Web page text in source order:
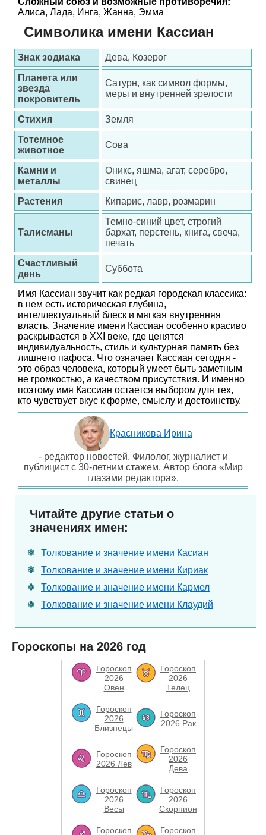
Алиса, Лада, Инга, Жанна, Эмма
Символика имени Кассиан
Знак зодиака
Дева, Козерог
Планета или
звезда
покровитель
Сатурн, как символ формы,
меры и внутренней зрелости
Стихия
Земля
Тотемное
животное
Сова
Камни и
металлы
Оникс, яшма, агат, серебро,
свинец
Растения
Кипарис, лавр, розмарин
Талисманы
Темно-синий цвет, строгий
бархат, перстень, книга, свеча,
печать
Счастливый
день
Суббота
Имя Кассиан звучит как редкая городская классика:
в нем есть историческая глубина,
интеллектуальный блеск и мягкая внутренняя
власть. Значение имени Кассиан особенно красиво
раскрывается в XXI веке, где ценятся
индивидуальность, стиль и культурная память без
лишнего пафоса. Что означает Кассиан сегодня -
это образ человека, который умеет быть заметным
не громкостью, а качеством присутствия. И именно
поэтому имя Кассиан остается выбором для тех,
кто чувствует вкус к форме, смыслу и достоинству.
Красникова Ирина
- редактор новостей. Филолог, журналист и
публицист с 30-летним стажем. Автор блога «Мир
глазами редактора».
Читайте другие статьи о
значениях имен:
Толкование и значение имени Касиан
Толкование и значение имени Кириак
Толкование и значение имени Кармел
Толкование и значение имени Клаудий
Гороскопы на 2026 год
Гороскоп
2026
Овен
Гороскоп
2026
Телец
Гороскоп
2026
Близнецы
Гороскоп
2026 Рак
Гороскоп
2026 Лев
Гороскоп
2026
Дева
Гороскоп
2026
Весы
Гороскоп
2026
Скорпион
Гороскоп
Гороскоп